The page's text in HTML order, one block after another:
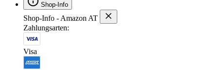
Shop-Info
Shop-Info - Amazon AT
Zahlungsarten:
Visa